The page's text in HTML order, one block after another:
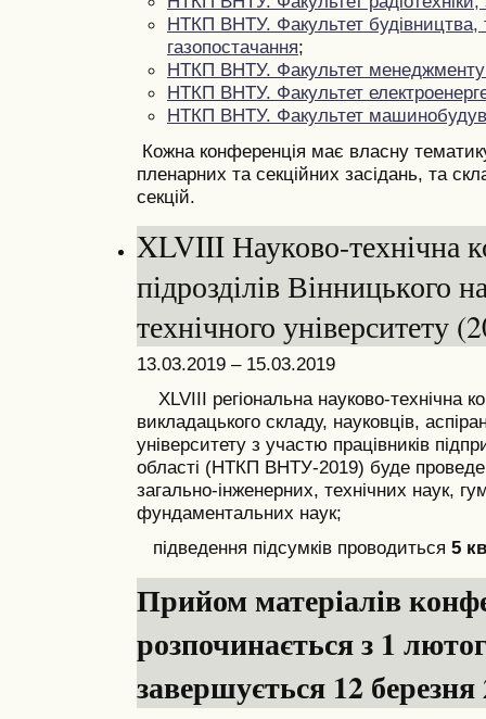
НТКП ВНТУ. Факультет будівництва,
газопостачання;
НТКП ВНТУ. Факультет менеджменту
НТКП ВНТУ. Факультет
НТКП ВНТУ. Факультет
Кожна конференція має власну
пленарних та секційних засідань, та
секцій.
XLVIII Науково-технічна
підрозділів Вінницького
технічного університету
13.03.2019 – 15.03.2019
ХLVIII регіональна науково-технічна
викладацького складу, науковців,
університету з участю працівників
області (НТКП ВНТУ-2019) буде
загально-інженерних, технічних наук,
фундаментальних наук;
підведення підсумків проводиться 5
Прийом матеріалів
розпочинається з 1
завершується 12 березня